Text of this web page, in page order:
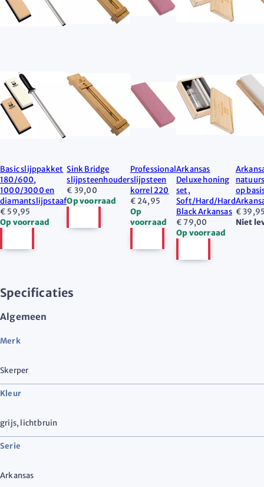
Basic slijppakket
180/600,
1000/3000 en
diamantslijpstaaf
€ 59,95
Op voorraad
Sink Bridge
slijpsteenhouder
€ 39,00
Op voorraad
Professional
slijpsteen
korrel 220
€ 24,95
Op
voorraad
Arkansas
Deluxe honing
set,
Soft/Hard/Hard
Black Arkansas
€ 79,00
Op voorraad
op
€
Niet
Specificaties
Algemeen
Merk
Skerper
Kleur
grijs, lichtbruin
Serie
Arkansas